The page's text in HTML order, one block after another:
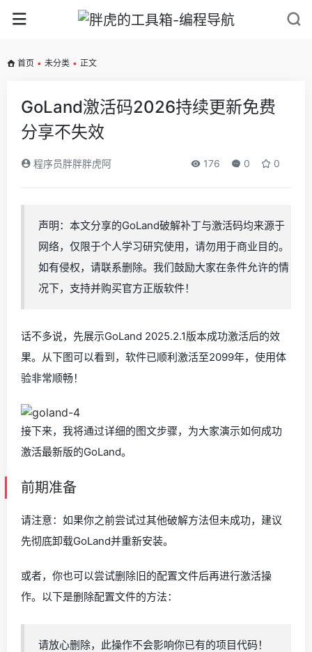
首页 • 未分类 • 正文
GoLand激活码2026持续更新免费
分享不失效
程序员胖胖胖虎阿 176 0 0
声明：本文分享的GoLand破解补丁与激活码均来源于
网络，仅限于个人学习研究使用，请勿用于商业目的。
如有侵权，请联系删除。我们鼓励大家在条件允许的情
况下，支持并购买官方正版软件！
话不多说，先展示GoLand 2025.2.1版本成功激活后的效
果。从下图可以看到，软件已顺利激活至2099年，使用体
验非常顺畅！
接下来，我将通过详细的图文步骤，为大家演示如何成功
激活最新版的GoLand。
前期准备
请注意：如果你之前尝试过其他破解方法但未成功，建议
先彻底卸载GoLand并重新安装。
或者，你也可以尝试删除旧的配置文件后再进行激活操
作。以下是删除配置文件的方法：
请放心删除，此操作不会影响你已有的项目代码！